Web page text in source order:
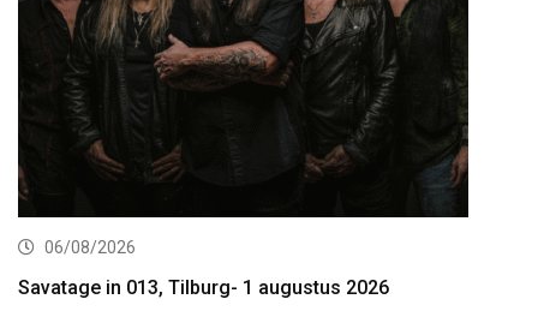
06/08/2026
Savatage in 013, Tilburg- 1 augustus 2026